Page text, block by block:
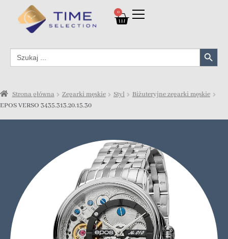
0
Search
for:
Search Button
Strona główna Zegarki męskie Styl
Biżuteryjne zegarki męskie
EPOS VERSO 3435.313.20.15.30